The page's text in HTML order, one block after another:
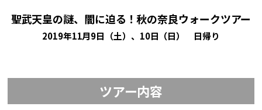
聖武天皇の謎、闇に迫る！秋の奈良ウォークツアー
2019年11月9日（土）、10日（日） 日帰り
ツアー内容